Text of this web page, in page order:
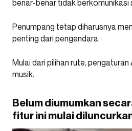
benar-benar tidak berkomunikasi
Penumpang tetap diharusnya
penting dari pengendara.
Mulai dari pilihan rute, pengaturan
musik.
Belum diumumkan
fitur ini mulai